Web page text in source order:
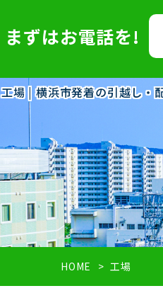
工場 | 横浜市発着の引越し・
まずはお電話を!
HOME 工場